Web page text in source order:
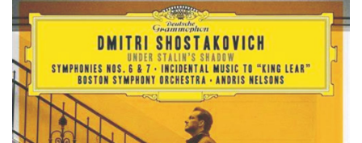
前与乐团同仁一起演奏，以高超技
艺呈现韦伯的《第一号单簧管协奏
曲》，每个小节都能感受到他与乐
团之间的默契。Ottensamer 还与
“无所不弹”的钢琴家王羽佳联手，
演奏了一系列来自门德尔松、勃拉
姆斯与韦伯等音乐家从歌曲启发的